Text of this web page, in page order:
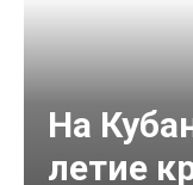
На
летие